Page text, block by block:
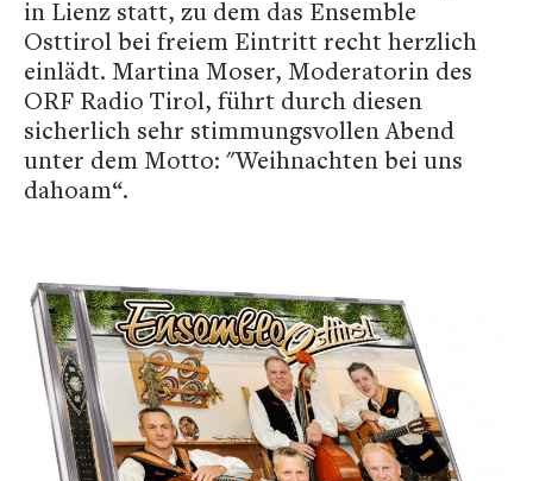
in Lienz statt, zu dem das Ensemble
Osttirol bei freiem Eintritt recht herzlich
einlädt. Martina Moser, Moderatorin des
ORF Radio Tirol, führt durch diesen
sicherlich sehr stimmungsvollen Abend
unter dem Motto: "Weihnachten bei uns
dahoam“.